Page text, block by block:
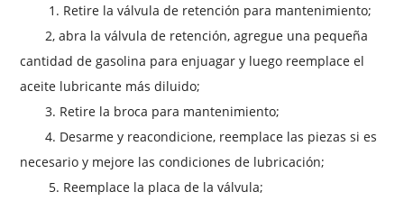
1. Retire la válvula de retención para mantenimiento;
2, abra la válvula de retención, agregue una pequeña
cantidad de gasolina para enjuagar y luego reemplace el
aceite lubricante más diluido;
3. Retire la broca para mantenimiento;
4. Desarme y reacondicione, reemplace las piezas si es
necesario y mejore las condiciones de lubricación;
5. Reemplace la placa de la válvula;